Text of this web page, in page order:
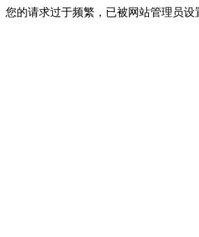
您的请求过于频繁，已被网站管理员设